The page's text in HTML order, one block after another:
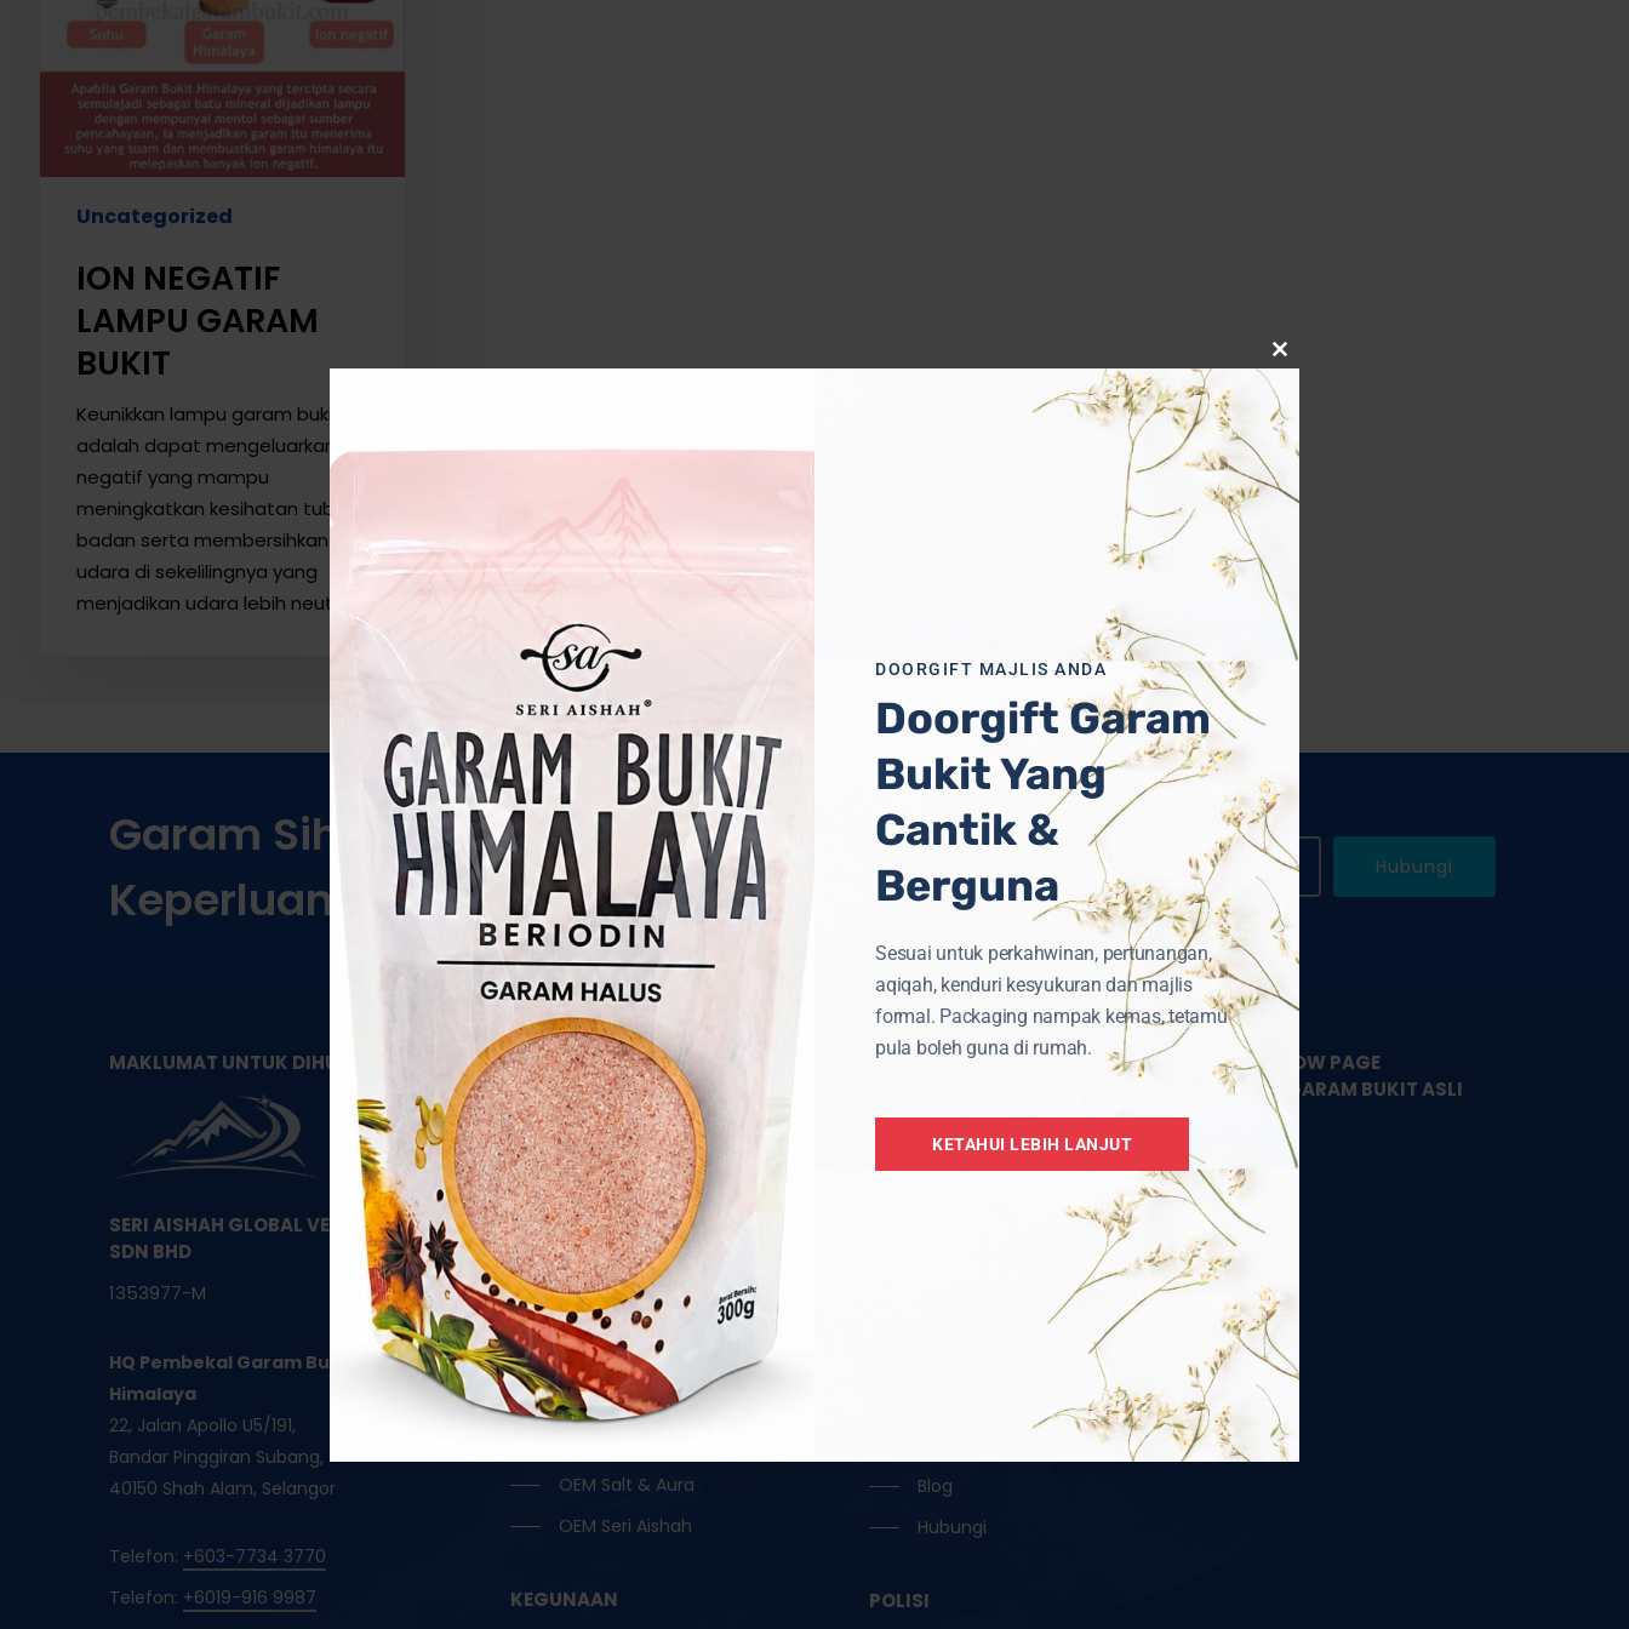
Uncategorized
ION NEGATIF
LAMPU GARAM
BUKIT
Keunikkan lampu garam bukit
adalah dapat mengeluarkan ion
negatif yang mampu
meningkatkan kesihatan tubuh
badan serta membersihkan
udara di sekelilingnya yang
menjadikan udara lebih neutral…
Garam Sihat Berkualiti UntukSemua
Keperluan!
WhatsApp Kami Hubungi
MAKLUMAT UNTUK DIHUBUNGI
SERI AISHAH GLOBAL VENTURES
SDN BHD
1353977-M
HQ Pembekal Garam Bukit Asli
Himalaya
22, Jalan Apollo U5/191,
Bandar Pinggiran Subang,
40150 Shah Alam, Selangor
Telefon: +603-7734 3770
Telefon: +6019-916 9987
KATEGORI PRODUK
Aksesori
Borong
Garam Hitam / Kristal
Garam Ketul / Jilatan
Garam Runcit
Garam Terapi
Lampu Garam
OEM Oil / Door Gift
OEM Salt & Aura
OEM Seri Aishah
KEGUNAAN
CAPAIAN PANTAS
Home
Tentang
Blog
Hubungi
POLISI
LIKE & FOLLOW PAGE
PEMBEKAL GARAM BUKIT ASLI
HIMALAYA
module
DOORGIFT MAJLIS ANDA
Doorgift Garam
Bukit Yang
Cantik &
Berguna
Sesuai untuk perkahwinan, pertunangan,
aqiqah, kenduri kesyukuran dan majlis
formal. Packaging nampak kemas, tetamu
pula boleh guna di rumah.
KETAHUI LEBIH LANJUT